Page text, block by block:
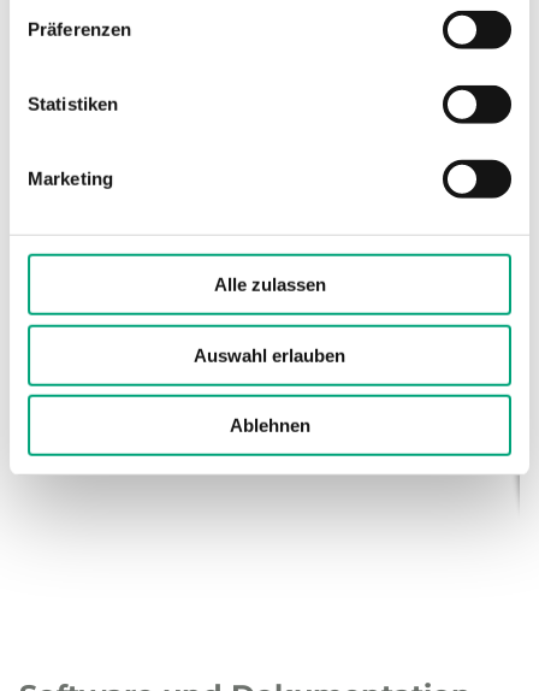
Präferenzen
Statistiken
Marketing
Alle zulassen
Auswahl erlauben
Ablehnen
Dämpfung
Klemmentyp Schraubklemme
Klemmen Drahtstärke 1.5 mm²
Material, Gehäuse
Polycarbonat